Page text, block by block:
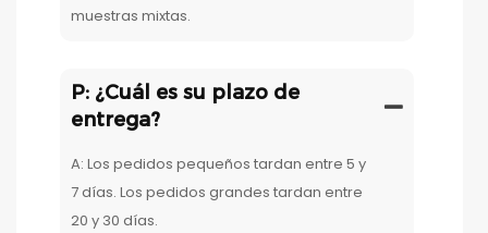
muestras mixtas.
P: ¿Cuál es su plazo de
entrega?
A: Los pedidos pequeños tardan entre 5 y
7 días. Los pedidos grandes tardan entre
20 y 30 días.